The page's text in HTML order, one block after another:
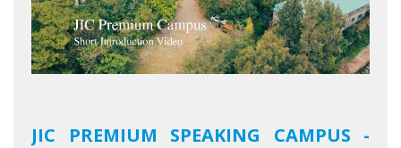
JIC PREMIUM SPEAKING CAMPUS -